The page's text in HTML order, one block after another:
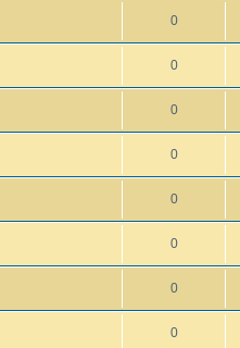
0
0
0
0
0
0
0
0